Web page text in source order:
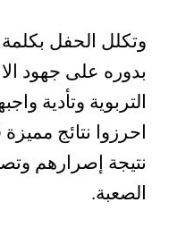
وتكلل الحفل بكلمة
بدوره على جهود
التربوية وتأدية
احرزوا نتائج
نتيجة إصرارهم
الصعبة.